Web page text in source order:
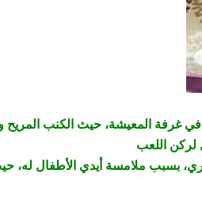
غرفة المعيشة، حيث الكنب المريح
بسبب ملامسة أيدي الأطفال له،